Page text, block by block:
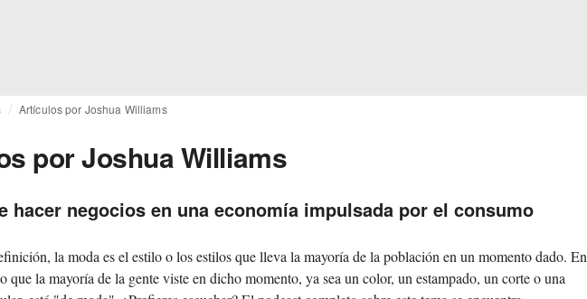
Artículos por Joshua Williams
por Joshua Williams
hacer negocios en una economía impulsada por el consumo
la moda es el estilo o los estilos que lleva la mayoría de la población en un momento dado. En
que la mayoría de la gente viste en dicho momento, ya sea un color, un estampado, un corte o una